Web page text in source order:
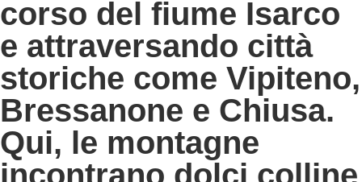
corso del fiume Isarco
e attraversando città
storiche come Vipiteno,
Bressanone e Chiusa.
Qui, le montagne
incontrano dolci colline